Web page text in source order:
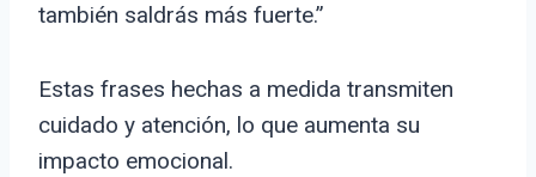
también saldrás más fuerte.”
Estas frases hechas a medida transmiten
cuidado y atención, lo que aumenta su
impacto emocional.